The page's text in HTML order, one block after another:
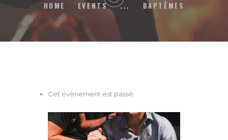
HOME EVENTS ... BAPTÊMES
Cet évènement est passé